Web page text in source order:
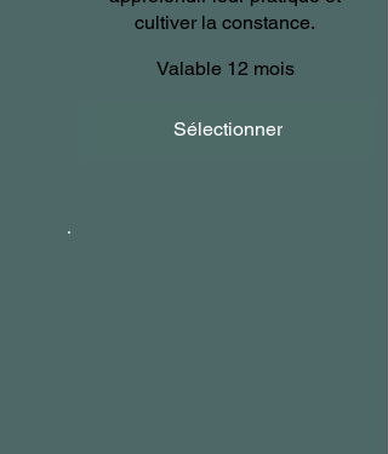
cultiver la constance.
Valable 12 mois
Sélectionner